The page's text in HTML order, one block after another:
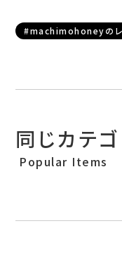
#machimohoneyの
同じカテ
Popular Items